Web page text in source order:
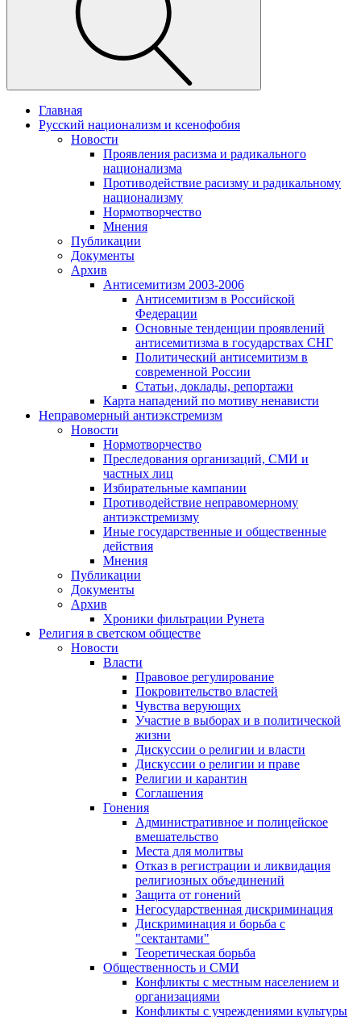
Главная
Русский национализм и ксенофобия
Новости
Проявления расизма и радикального
национализма
Противодействие расизму и радикальному
национализму
Нормотворчество
Мнения
Публикации
Документы
Архив
Антисемитизм 2003-2006
Антисемитизм в Российской
Федерации
Основные тенденции проявлений
антисемитизма в государствах СНГ
Политический антисемитизм в
современной России
Статьи, доклады, репортажи
Карта нападений по мотиву ненависти
Неправомерный антиэкстремизм
Новости
Нормотворчество
Преследования организаций, СМИ и
частных лиц
Избирательные кампании
Противодействие неправомерному
антиэкстремизму
Иные государственные и общественные
действия
Мнения
Публикации
Документы
Архив
Хроники фильтрации Рунета
Религия в светском обществе
Новости
Власти
Правовое регулирование
Покровительство властей
Чувства верующих
Участие в выборах и в политической
жизни
Дискуссии о религии и власти
Дискуссии о религии и праве
Религии и карантин
Соглашения
Гонения
Административное и полицейское
вмешательство
Места для молитвы
Отказ в регистрации и ликвидация
религиозных объединений
Защита от гонений
Негосударственная дискриминация
Дискриминация и борьба с
"сектантами"
Теоретическая борьба
Общественность и СМИ
Конфликты с местным населением и
организациями
Конфликты с учреждениями культуры